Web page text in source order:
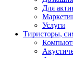
Для
Услуги
Тиристоры,